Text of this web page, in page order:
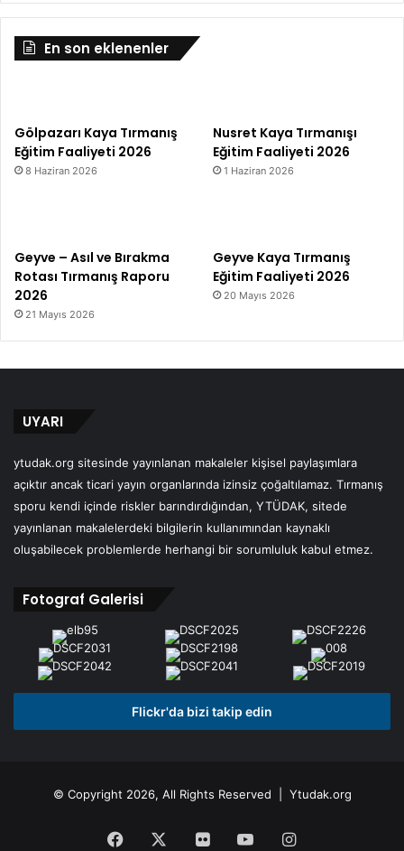
En son eklenenler
Gölpazarı Kaya Tırmanış
Eğitim Faaliyeti 2026
8 Haziran 2026
Nusret Kaya Tırmanışı
Eğitim Faaliyeti 2026
1 Haziran 2026
Geyve – Asıl ve Bırakma
Rotası Tırmanış Raporu
2026
21 Mayıs 2026
Geyve Kaya Tırmanış
Eğitim Faaliyeti 2026
20 Mayıs 2026
UYARI
ytudak.org sitesinde yayınlanan makaleler kişisel paylaşımlara
açıktır ancak ticari yayın organlarında izinsiz çoğaltılamaz. Tırmanış
sporu kendi içinde riskler barındırdığından, YTÜDAK, sitede
yayınlanan makalelerdeki bilgilerin kullanımından kaynaklı
oluşabilecek problemlerde herhangi bir sorumluluk kabul etmez.
Fotograf Galerisi
Flickr'da bizi takip edin
© Copyright 2026, All Rights Reserved | Ytudak.org
Facebook Flickr YouTubeInstagram